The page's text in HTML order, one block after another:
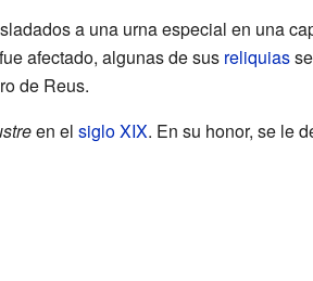
a una urna especial en una
afectado, algunas de sus reliquiasse
de Reus.
en el siglo XIX. En su honor, se le